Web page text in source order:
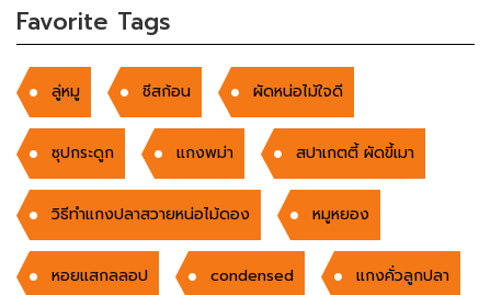
Favorite Tags
ลู่หมู ชีสก้อน ผัดหน่อไม้ใจดี
ซุปกระดูก แกงพม่า สปาเกตตี้ ผัดขี้เมา
วิธีทำแกงปลาสวายหน่อไม้ดอง หมูหยอง
หอยแสกลลอป condensed แกงคั่วลูกปลา